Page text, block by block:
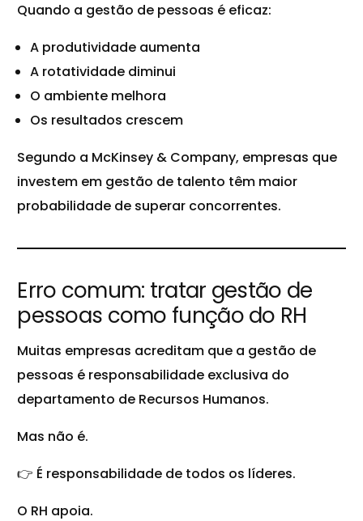
Quando a gestão de pessoas é eficaz:
A produtividade aumenta
A rotatividade diminui
O ambiente melhora
Os resultados crescem
Segundo a McKinsey & Company, empresas que
investem em gestão de talento têm maior
probabilidade de superar concorrentes.
Erro comum: tratar gestão de
pessoas como função do RH
Muitas empresas acreditam que a gestão de
pessoas é responsabilidade exclusiva do
departamento de Recursos Humanos.
Mas não é.
👉 É responsabilidade de todos os líderes.
O RH apoia.